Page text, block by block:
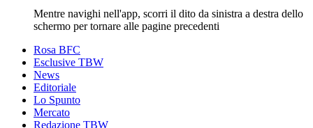
Mentre navighi nell'app, scorri il dito da sinistra a destra dello
schermo per tornare alle pagine precedenti
Rosa BFC
Esclusive TBW
News
Editoriale
Lo Spunto
Mercato
Redazione TBW